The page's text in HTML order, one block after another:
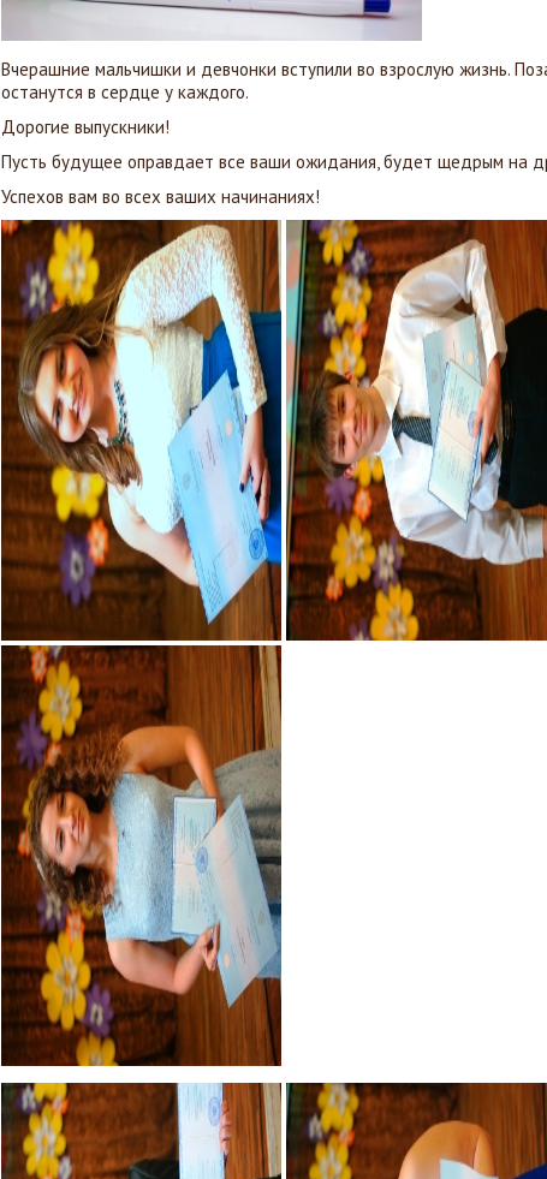
Вчерашние мальчишки и девчонки вступили во взрослую жизнь.
останутся в сердце у каждого.
Дорогие выпускники!
Пусть будущее оправдает все ваши ожидания, будет щедрым на
Успехов вам во всех ваших начинаниях!